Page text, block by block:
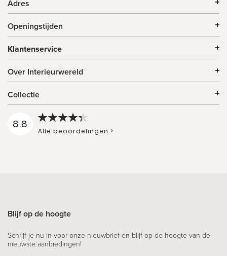
Adres
Openingstijden
Klantenservice
Over Interieurwereld
Collectie
8.8
Alle beoordelingen >
Blijf op de hoogte
Schrijf je nu in voor onze nieuwbrief en blijf op de hoogte van de
nieuwste aanbiedingen!